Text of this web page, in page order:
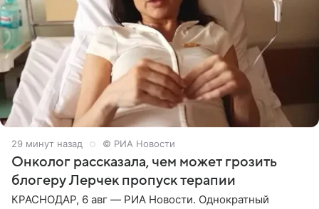
30 минут назад © РИА Новости
Онколог рассказала, чем может грозить
блогеру Лерчек пропуск терапии
КРАСНОДАР, 6 авг — РИА Новости. Однократный